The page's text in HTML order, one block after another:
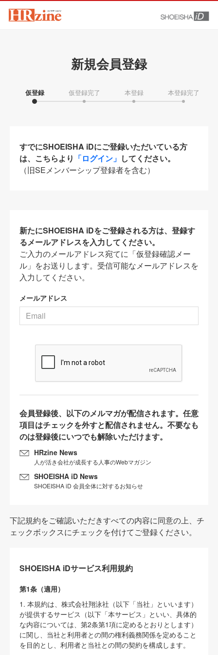
新規会員登録
仮登録 仮登録完了 本登録 本登録完了
すでにSHOEISHA iDにご登録いただいている方
は、こちらより 「ログイン」 してください。
（旧SEメンバーシップ登録者を含む）
新たにSHOEISHA iDをご登録される方は、登録す
るメールアドレスを入力してください。
ご入力のメールアドレス宛てに「仮登録確認メー
ル」をお送りします。受信可能なメールアドレスを
入力してください。
メールアドレス
会員登録後、以下のメルマガが配信されます。任意
項目はチェックを外すと配信されません。不要なも
のは登録後にいつでも解除いただけます。
HRzine News
人が活き会社が成長する人事のWebマガジン
SHOEISHA iD News
SHOEISHA iD 会員全体に対するお知らせ
下記規約をご確認いただきすべての内容に同意の上、チ
ェックボックスにチェックを付けてご登録ください。
SHOEISHA iDサービス利用規約
第1条（適用）
1. 本規約は、株式会社翔泳社（以下「当社」といいます）
が提供するサービス（以下「本サービス」といい、具体的
な内容については、第2条第1項に定めるとおりとします）
に関し、当社と利用者との間の権利義務関係を定めること
を目的とし、利用者と当社との間の契約を構成します。